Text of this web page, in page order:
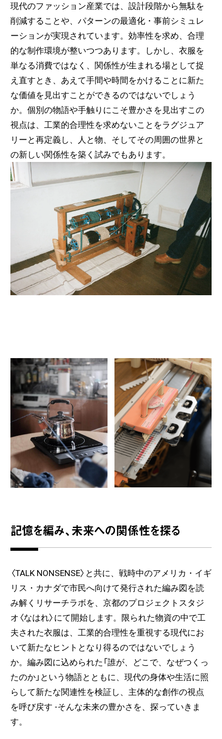
現代のファッション産業では、設計段階から無駄を
削減することや、パターンの最適化・事前シミュレ
ーションが実現されています。効率性を求め、合理
的な制作環境が整いつつあります。しかし、衣服を
単なる消費ではなく、関係性が生まれる場として捉
え直すとき、あえて手間や時間をかけることに新た
な価値を見出すことができるのではないでしょう
か。個別の物語や手触りにこそ豊かさを見出すこの
視点は、工業的合理性を求めないことをラグジュア
リーと再定義し、人と物、そしてその周囲の世界と
の新しい関係性を築く試みでもあります。
記憶を編み、未来への関係性を探る
〈TALK NONSENSE〉と共に、戦時中のアメリカ・イギ
リス・カナダで市民へ向けて発行された編み図を読
み解くリサーチラボを、京都のプロジェクトスタジ
オ〈なはれ〉にて開始します。限られた物資の中で工
夫された衣服は、工業的合理性を重視する現代にお
いて新たなヒントとなり得るのではないでしょう
か。編み図に込められた「誰が、どこで、なぜつくっ
たのか」という物語とともに、現代の身体や生活に照
らして新たな関連性を検証し、主体的な創作の視点
を呼び戻す -そんな未来の豊かさを、探っていきま
す。